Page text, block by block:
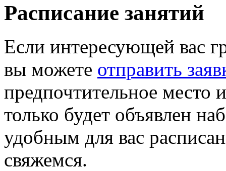
Расписание занятий
Если интересующей вас
вы можете отправить
предпочтительное место
только будет объявлен
удобным для вас
свяжемся.